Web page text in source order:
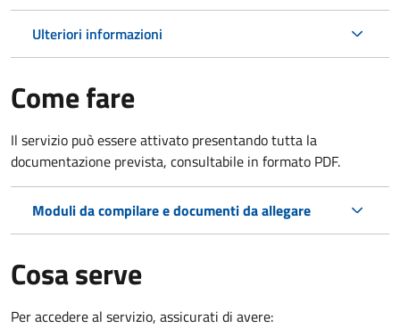
Ulteriori informazioni
Come fare
Il servizio può essere attivato presentando tutta la
documentazione prevista, consultabile in formato PDF.
Moduli da compilare e documenti da allegare
Cosa serve
Per accedere al servizio, assicurati di avere: